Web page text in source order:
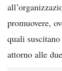
promuovere,
quali
attorno alle